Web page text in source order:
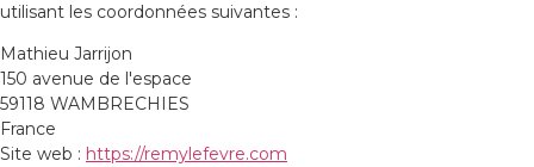
utilisant les coordonnées suivantes :
Mathieu Jarrijon
150 avenue de l'espace
59118 WAMBRECHIES
France
Site web : https://remylefevre.com